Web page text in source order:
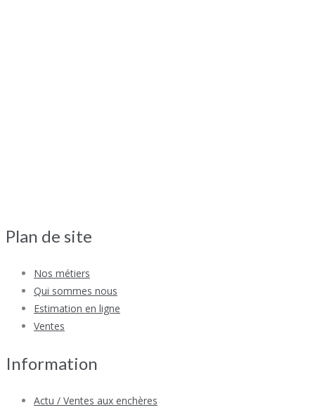
Plan de site
Nos métiers
Qui sommes nous
Estimation en ligne
Ventes
Information
Actu / Ventes aux enchères